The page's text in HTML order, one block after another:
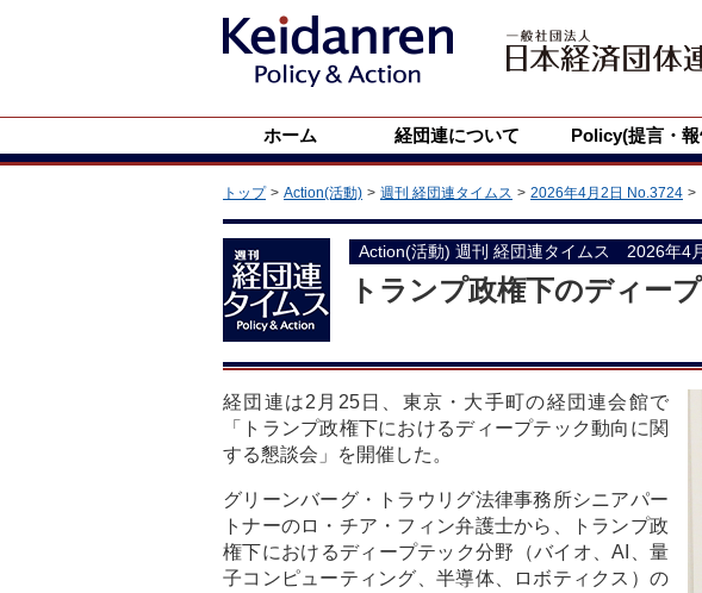
ホーム 経団連について Policy(提言・
トップ Action(活動) 週刊 経団連タイムス 2026年4月2日 No.3724
Action(活動) 週刊 経団連タイムス 2026年4
トランプ政権下のディー
経団連は2月25日、東京・大手町の経団連会館で
「トランプ政権下におけるディープテック動向に関
する懇談会」を開催した。
グリーンバーグ・トラウリグ法律事務所シニアパー
トナーのロ・チア・フィン弁護士から、トランプ政
権下におけるディープテック分野（バイオ、AI、量
子コンピューティング、半導体、ロボティクス）の